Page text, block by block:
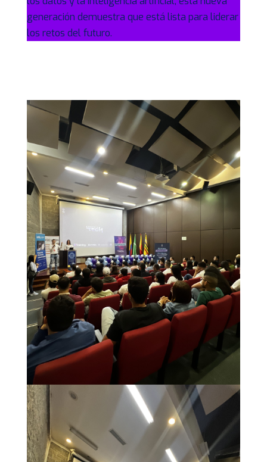
generación demuestra que está lista para liderar
los retos del futuro.